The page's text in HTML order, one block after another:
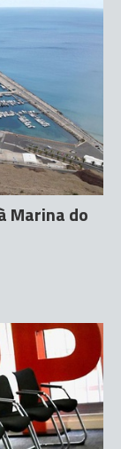
Marina do